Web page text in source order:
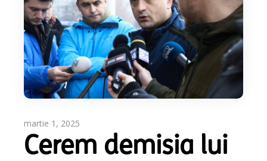
martie 1, 2025
Cerem demisia lui